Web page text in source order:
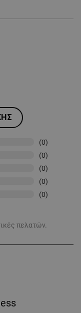
(0)
(0)
(0)
(0)
(0)
πελατών.